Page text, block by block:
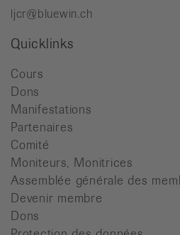
ljcr@bluewin.ch
Quicklinks
Cours
Dons
Manifestations
Partenaires
Comité
Moniteurs, Monitrices
Assemblée générale des
Devenir membre
Dons